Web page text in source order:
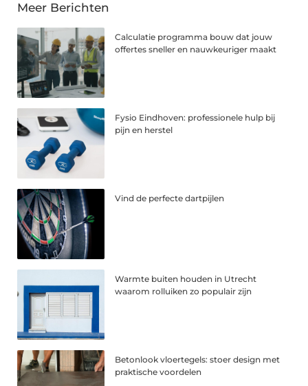
Meer Berichten
Calculatie programma bouw dat jouw
offertes sneller en nauwkeuriger maakt
Fysio Eindhoven: professionele hulp bij
pijn en herstel
Vind de perfecte dartpijlen
Warmte buiten houden in Utrecht
waarom rolluiken zo populair zijn
Betonlook vloertegels: stoer design met
praktische voordelen